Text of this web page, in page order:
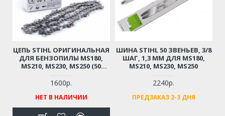
ЦЕПЬ STIHL ОРИГИНАЛЬНАЯ
ДЛЯ БЕНЗОПИЛЫ MS180,
MS210, MS230, MS250 (50
1600р.
НЕТ В НАЛИЧИИ
ШИНА STIHL 50 ЗВЕНЬЕВ, 3/8
ШАГ, 1,3 ММ ДЛЯ MS180,
MS210, MS230, MS250
2240р.
ПРЕДЗАКАЗ 2-3 ДНЯ